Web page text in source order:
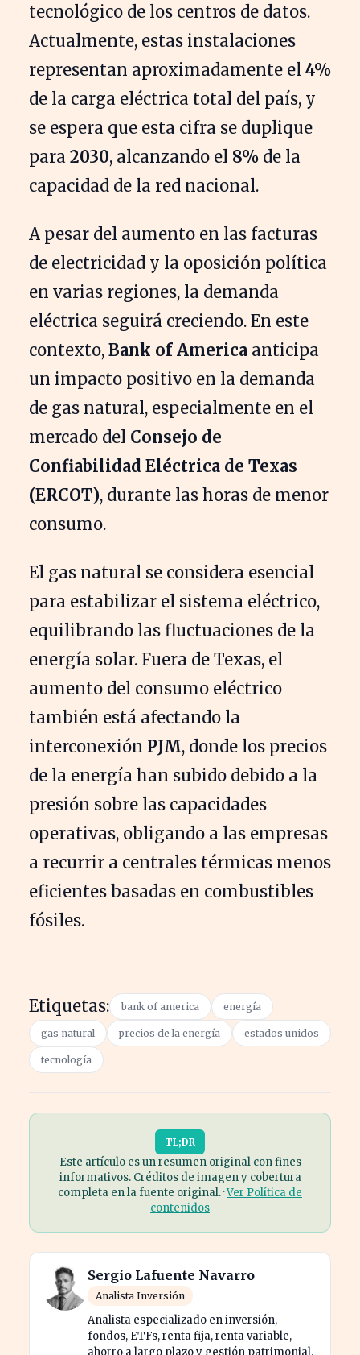
tecnológico de los centros de datos.
Actualmente, estas instalaciones
representan aproximadamente el 4%
de la carga eléctrica total del país, y
se espera que esta cifra se duplique
para 2030, alcanzando el 8% de la
capacidad de la red nacional.
A pesar del aumento en las facturas
de electricidad y la oposición política
en varias regiones, la demanda
eléctrica seguirá creciendo. En este
contexto, Bank of America anticipa
un impacto positivo en la demanda
de gas natural, especialmente en el
mercado del Consejo de
Confiabilidad Eléctrica de Texas
(ERCOT), durante las horas de menor
consumo.
El gas natural se considera esencial
para estabilizar el sistema eléctrico,
equilibrando las fluctuaciones de la
energía solar. Fuera de Texas, el
aumento del consumo eléctrico
también está afectando la
interconexión PJM, donde los precios
de la energía han subido debido a la
presión sobre las capacidades
operativas, obligando a las empresas
a recurrir a centrales térmicas menos
eficientes basadas en combustibles
fósiles.
Etiquetas: bank of america energía
gas natural precios de la energía estados unidos
tecnología
TL;DR
Este artículo es un resumen original con fines
informativos. Créditos de imagen y cobertura
completa en la fuente original. ·Ver Política de
contenidos
Sergio Lafuente Navarro
Analista Inversión
Analista especializado en inversión,
fondos, ETFs, renta fija, renta variable,
ahorro a largo plazo y gestión patrimonial.